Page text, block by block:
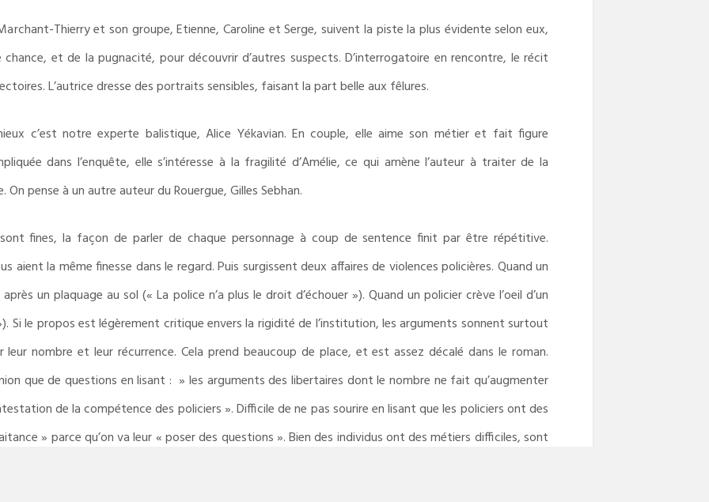
Thierry et son groupe, Etienne, Caroline et Serge, suivent la piste la plus évidente selon eux,
et de la pugnacité, pour découvrir d’autres suspects. D’interrogatoire en rencontre, le récit
L’autrice dresse des portraits sensibles, faisant la part belle aux fêlures.
c’est notre experte balistique, Alice Yékavian. En couple, elle aime son métier et fait figure
dans l’enquête, elle s’intéresse à la fragilité d’Amélie, ce qui amène l’auteur à traiter de la
pense à un autre auteur du Rouergue, Gilles Sebhan.
fines, la façon de parler de chaque personnage à coup de sentence finit par être répétitive.
aient la même finesse dans le regard. Puis surgissent deux affaires de violences policières. Quand un
un plaquage au sol (« La police n’a plus le droit d’échouer »). Quand un policier crève l’oeil d’un
Si le propos est légèrement critique envers la rigidité de l’institution, les arguments sonnent surtout
nombre et leur récurrence. Cela prend beaucoup de place, et est assez décalé dans le roman.
que de questions en lisant : » les arguments des libertaires dont le nombre ne fait qu’augmenter
de la compétence des policiers ». Difficile de ne pas sourire en lisant que les policiers ont des
» parce qu’on va leur « poser des questions ». Bien des individus ont des métiers difficiles, sont